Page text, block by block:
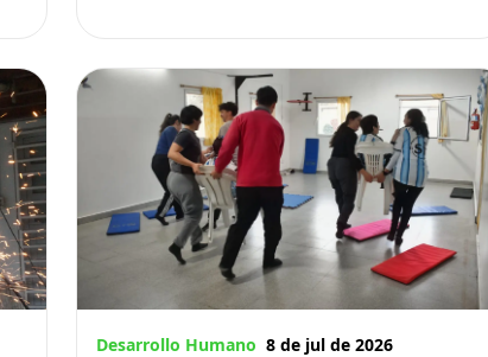
Desarrollo Humano 8 de jul de 2026